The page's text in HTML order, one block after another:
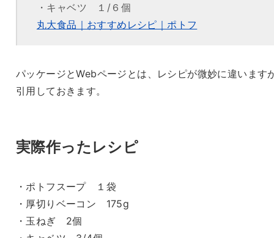
・キャベツ １/６個
丸大食品｜おすすめレシピ｜ポトフ
パッケージとWebページとは、レシピが微妙に違います
引用しておきます。
実際作ったレシピ
・ポトフスープ １袋
・厚切りベーコン 175g
・玉ねぎ 2個